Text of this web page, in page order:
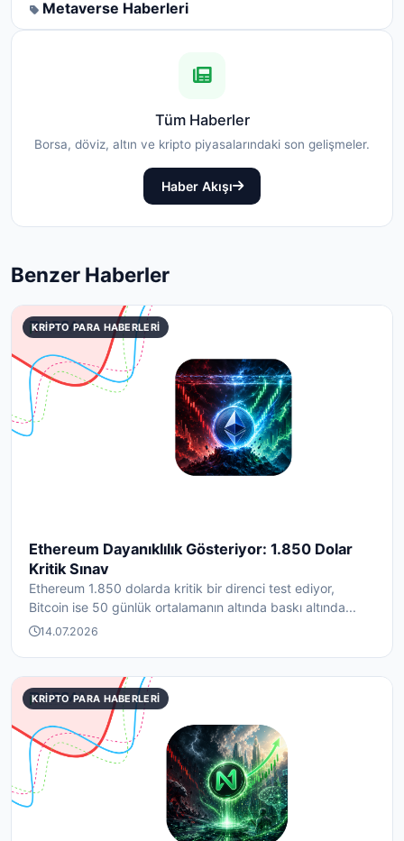
Metaverse Haberleri
Tüm Haberler
Borsa, döviz, altın ve kripto piyasalarındaki son gelişmeler.
Haber Akışı
Benzer Haberler
KRIPTO PARA HABERLERI
Ethereum Dayanıklılık Gösteriyor: 1.850 Dolar
Kritik Sınav
Ethereum 1.850 dolarda kritik bir direnci test ediyor,
Bitcoin ise 50 günlük ortalamanın altında baskı altında...
14.07.2026
KRIPTO PARA HABERLERI